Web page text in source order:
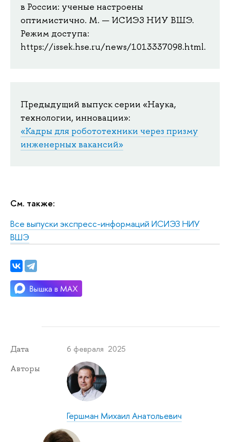
в России: ученые настроены
оптимистично. М. — ИСИЭЗ НИУ ВШЭ.
Режим доступа:
https://issek.hse.ru/news/1013337098.html.
Предыдущий выпуск серии «Наука,
технологии, инновации»:
«Кадры для робототехники через призму
инженерных вакансий»
См. также:
Все выпуски экспресс-информаций ИСИЭЗ НИУ
ВШЭ
Дата 6 февраля 2025
Авторы
Гершман Михаил Анатольевич